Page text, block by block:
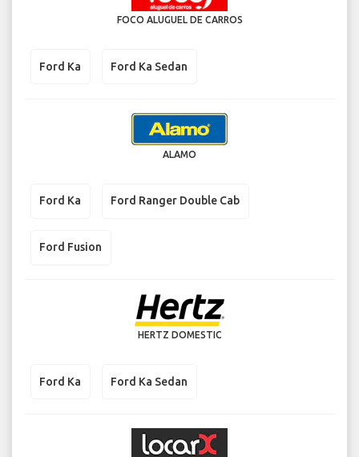
FOCO ALUGUEL DE CARROS
Ford Ka Ford Ka Sedan
ALAMO
Ford Ka Ford Ranger Double Cab
Ford Fusion
HERTZ DOMESTIC
Ford Ka Ford Ka Sedan